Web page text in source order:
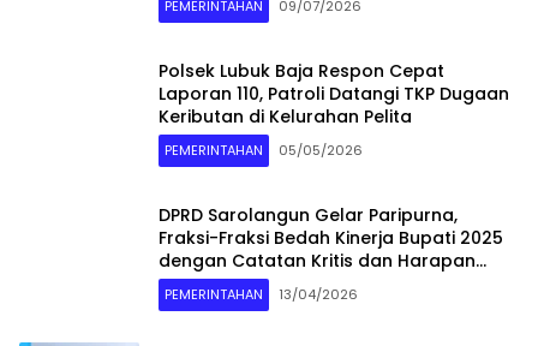
PEMERINTAHAN 09/07/2026
Polsek Lubuk Baja Respon Cepat
Laporan 110, Patroli Datangi TKP Dugaan
Keributan di Kelurahan Pelita
PEMERINTAHAN 05/05/2026
DPRD Sarolangun Gelar Paripurna,
Fraksi-Fraksi Bedah Kinerja Bupati 2025
dengan Catatan Kritis dan Harapan
Baru
PEMERINTAHAN 13/04/2026